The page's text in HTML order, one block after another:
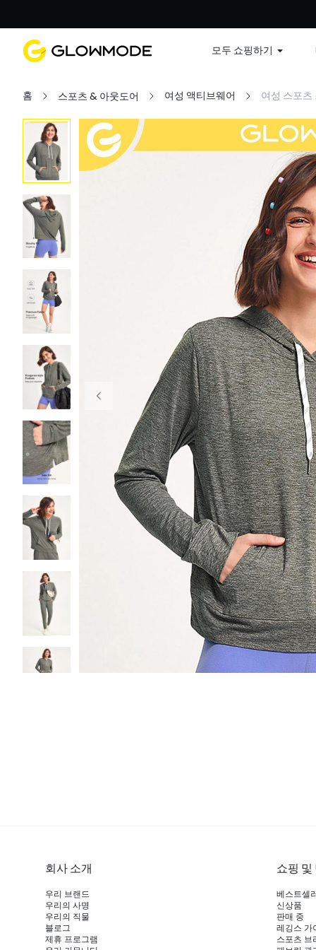
모두 쇼핑하기
홈 스포츠 & 아웃도어 여성 액티브웨어 여성 스포츠
회사 소개
우리 브랜드
우리의 사명
우리의 직물
블로그
제휴 프로그램
쇼핑 및
베스트셀
신상품
판매 중
레깅스 가
스포츠 브